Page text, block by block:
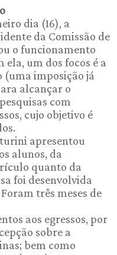
dia (16), a
da Comissão de
o funcionamento
ela, um dos focos é a
(uma imposição já
alcançar o
com
cujo objetivo é
apresentou
alunos, da
quanto da
foi desenvolvida
três meses de
aos egressos, por
sobre a
bem como